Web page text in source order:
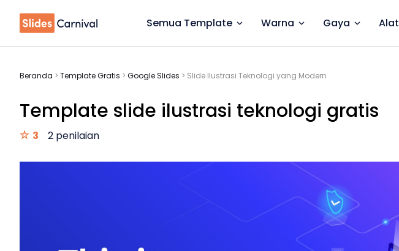
Semua Template Warna Gaya Alat
Beranda > Template Gratis > Google Slides > Slide Ilustrasi Teknologi yang Modern
Template slide ilustrasi teknologi gratis
3 2 penilaian